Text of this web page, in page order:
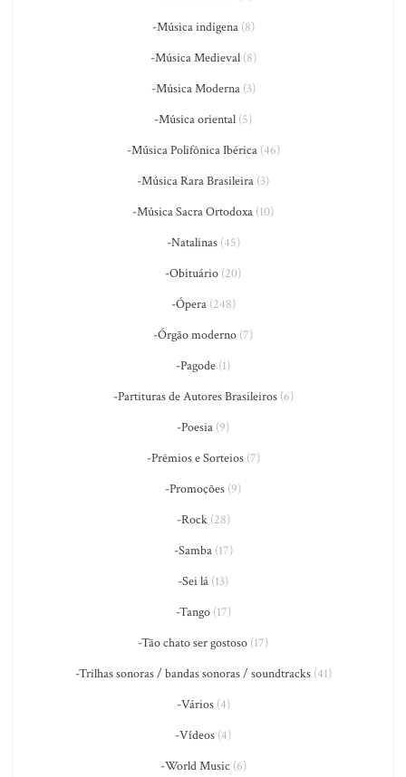
-Música indígena(8)
-Música Medieval(8)
-Música Moderna(3)
-Música oriental (5)
-Música Polifônica Ibérica(46)
-Música Rara Brasileira (3)
-Música Sacra Ortodoxa (10)
-Natalinas(45)
-Obituário (20)
-Ópera(248)
-Órgão moderno (7)
-Pagode (1)
-Partituras de Autores Brasileiros(6)
-Poesia (9)
-Prêmios e Sorteios(7)
-Promoções (9)
-Rock(28)
-Samba(17)
-Sei lá (13)
-Tango(17)
-Tão chato ser gostoso (17)
-Trilhas sonoras / bandas sonoras / soundtracks(41)
-Vários(4)
-Vídeos (4)
-World Music (6)